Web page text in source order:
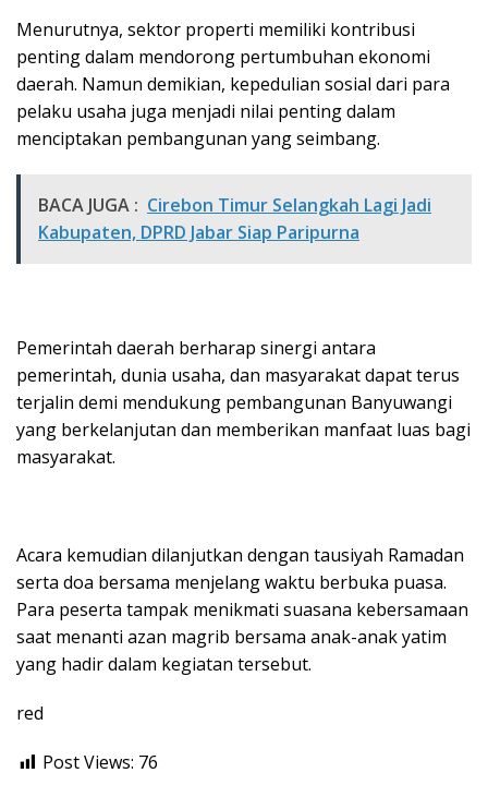
Menurutnya, sektor properti memiliki kontribusi
penting dalam mendorong pertumbuhan ekonomi
daerah. Namun demikian, kepedulian sosial dari para
pelaku usaha juga menjadi nilai penting dalam
menciptakan pembangunan yang seimbang.
BACA JUGA : Cirebon Timur Selangkah Lagi Jadi
Kabupaten, DPRD Jabar Siap Paripurna
Pemerintah daerah berharap sinergi antara
pemerintah, dunia usaha, dan masyarakat dapat terus
terjalin demi mendukung pembangunan Banyuwangi
yang berkelanjutan dan memberikan manfaat luas bagi
masyarakat.
Acara kemudian dilanjutkan dengan tausiyah Ramadan
serta doa bersama menjelang waktu berbuka puasa.
Para peserta tampak menikmati suasana kebersamaan
saat menanti azan magrib bersama anak-anak yatim
yang hadir dalam kegiatan tersebut.
red
Post Views: 76